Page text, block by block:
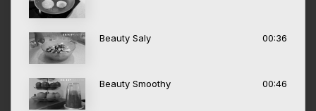
Beauty Saly 00:36
Beauty Smoothy 00:46